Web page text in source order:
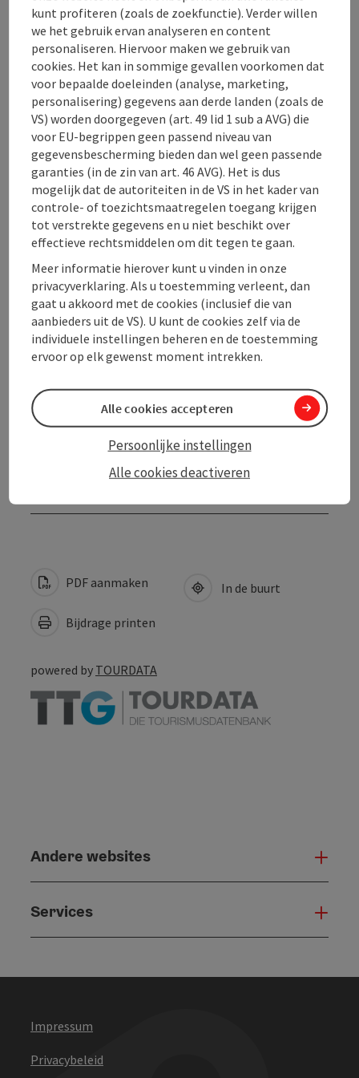
Openingstijden
Keuken
Inrichting
Prijs
Ligging
Geschiktheid
Toegankelijkheid
Mijn bedrijven
Meer ontdekken
PDF aanmaken
Bijdrage printen
In de buurt
powered by TOURDATA
Andere websites
Services
Impressum
Privacybeleid
kunt profiteren (zoals de zoekfunctie). Verder willen
we het gebruik ervan analyseren en content
personaliseren. Hiervoor maken we gebruik van
cookies. Het kan in sommige gevallen voorkomen dat
voor bepaalde doeleinden (analyse, marketing,
personalisering) gegevens aan derde landen (zoals de
VS) worden doorgegeven (art. 49 lid 1 sub a AVG) die
voor EU-begrippen geen passend niveau van
gegevensbescherming bieden dan wel geen passende
garanties (in de zin van art. 46 AVG). Het is dus
mogelijk dat de autoriteiten in de VS in het kader van
controle- of toezichtsmaatregelen toegang krijgen
tot verstrekte gegevens en u niet beschikt over
effectieve rechtsmiddelen om dit tegen te gaan.
Meer informatie hierover kunt u vinden in onze
privacyverklaring. Als u toestemming verleent, dan
gaat u akkoord met de cookies (inclusief die van
aanbieders uit de VS). U kunt de cookies zelf via de
individuele instellingen beheren en de toestemming
ervoor op elk gewenst moment intrekken.
Alle cookies deactiveren
Persoonlijke instellingen
Alle cookies accepteren